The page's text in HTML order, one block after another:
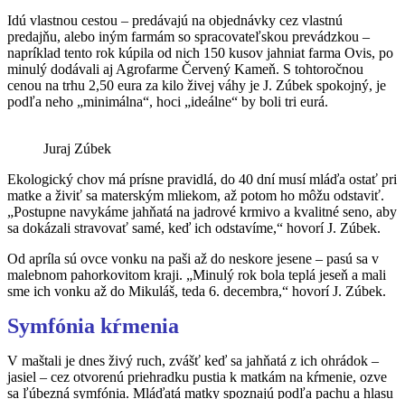
Idú vlastnou cestou – predávajú na objednávky cez vlastnú
predajňu, alebo iným farmám so spracovateľskou prevádzkou –
napríklad tento rok kúpila od nich 150 kusov jahniat farma Ovis, po
minulý dodávali aj Agrofarme Červený Kameň. S tohtoročnou
cenou na trhu 2,50 eura za kilo živej váhy je J. Zúbek spokojný, je
podľa neho „minimálna“, hoci „ideálne“ by boli tri eurá.
Juraj Zúbek
Ekologický chov má prísne pravidlá, do 40 dní musí mláďa ostať pri
matke a živiť sa materským mliekom, až potom ho môžu odstaviť.
„Postupne navykáme jahňatá na jadrové krmivo a kvalitné seno, aby
sa dokázali stravovať samé, keď ich odstavíme,“ hovorí J. Zúbek.
Od apríla sú ovce vonku na paši až do neskore jesene – pasú sa v
malebnom pahorkovitom kraji. „Minulý rok bola teplá jeseň a mali
sme ich vonku až do Mikuláš, teda 6. decembra,“ hovorí J. Zúbek.
Symfónia kŕmenia
V maštali je dnes živý ruch, zvášť keď sa jahňatá z ich ohrádok –
jasiel – cez otvorenú priehradku pustia k matkám na kŕmenie, ozve
sa ľúbezná symfónia. Mláďatá matky spoznajú podľa pachu a hlasu